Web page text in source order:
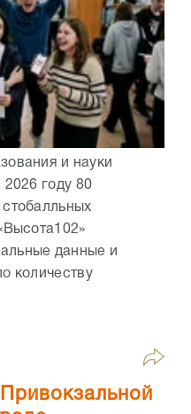
и науки
2026 году 80
данные и
количеству